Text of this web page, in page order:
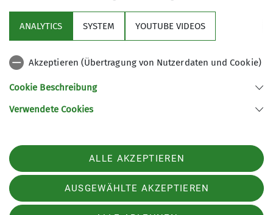
vereinbaren konnten.
Bitte zeigt hierzu an der Kasse euren DAV-Ausweis
der Sektion Teisendorf, um den ermäßigten
Eintritt zu erhalten.
Wir wünschen allen viel Spaß und Freude beim
Unsere Preise:
Erwachsene: Tageskarte 14,-€, 11er-Karte 140,- €,
Monatskarte: 65,- €
Ermäßigt (12-17 Jahre, Schüler, Studenten, Azubis,
ANALYTICS SYSTEM YOUTUBE VIDEOS
Akzeptieren (Übertragung von Nutzerdaten und Cookie)
Cookie Beschreibung
Verwendete Cookies
ALLE AKZEPTIEREN
AUSGEWÄHLTE AKZEPTIEREN